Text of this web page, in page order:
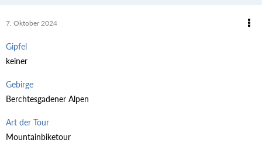
7. Oktober 2024
Gipfel
keiner
Gebirge
Berchtesgadener Alpen
Art der Tour
Mountainbiketour